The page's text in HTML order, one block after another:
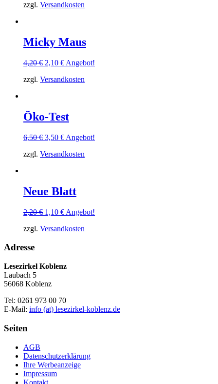
war:
ist:
zzgl. Versandkosten
Micky Maus
4,20€ Ursprünglicher
war:
2,10 €Aktueller
ist:
Angebot!
zzgl. Versandkosten
Öko-Test
6,50€ Ursprünglicher
war:
3,50 €Aktueller
ist:
Angebot!
zzgl. Versandkosten
Neue Blatt
2,20€ Ursprünglicher
war:
1,10 €Aktueller
ist:
Angebot!
zzgl. Versandkosten
Adresse
Lesezirkel Koblenz
Laubach 5
56068 Koblenz
Tel: 0261 973 00 70
E-Mail: info (at) lesezirkel-koblenz.de
Seiten
AGB
Datenschutzerklärung
Ihre Werbeanzeige
Impressum
Kontakt